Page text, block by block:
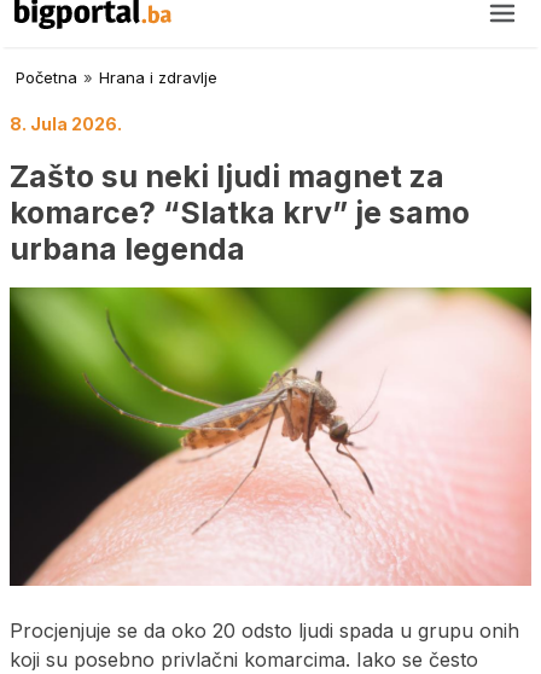
Početna » Hrana i zdravlje
8. Jula 2026.
Zašto su neki ljudi magnet za
komarce? “Slatka krv” je samo
urbana legenda
Procjenjuje se da oko 20 odsto ljudi spada u grupu onih
koji su posebno privlačni komarcima. Iako se često